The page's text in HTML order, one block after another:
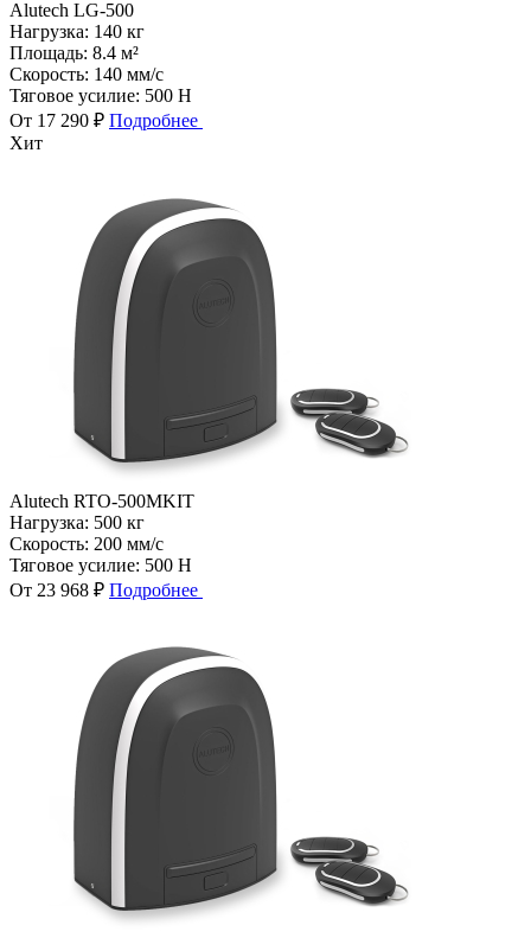
Alutech LG-500
Нагрузка: 140 кг
Площадь: 8.4 м²
Скорость: 140 мм/с
Тяговое усилие: 500 Н
От 17 290 ₽ Подробнее
Хит
Alutech RTO-500MKIT
Нагрузка: 500 кг
Скорость: 200 мм/с
Тяговое усилие: 500 Н
От 23 968 ₽ Подробнее